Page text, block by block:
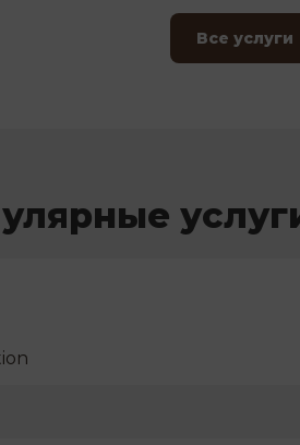
Все услуги